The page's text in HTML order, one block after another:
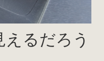
るだろう